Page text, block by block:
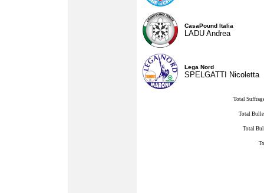
CasaPound Italia
LADU Andrea
Lega Nord
SPELGATTI Nicoletta
Total
Total
Total